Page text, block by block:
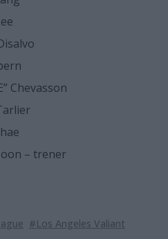
Chevasson
– trener
#Los Angeles Valiant